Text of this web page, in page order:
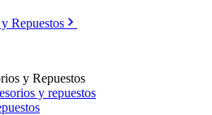
Repuestos
y Repuestos
y repuestos